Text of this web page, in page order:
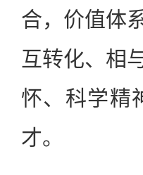
合，价值体
互转化、相
怀、科学精
才。